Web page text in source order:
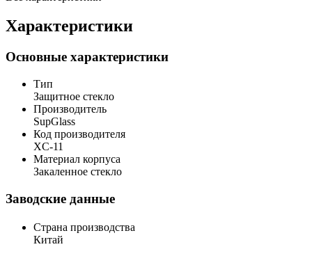
Характеристики
Основные характеристики
Тип
Защитное стекло
Производитель
SupGlass
Код производителя
XC-11
Материал корпуса
Закаленное стекло
Заводские данные
Страна производства
Китай